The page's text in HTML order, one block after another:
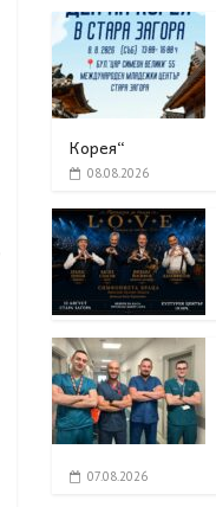
Корея“
08.08.2026
07.08.2026